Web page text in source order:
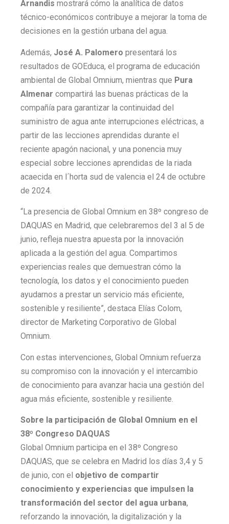
Arnandis mostrará cómo la analítica de datos
técnico-económicos contribuye a mejorar la toma de
decisiones en la gestión urbana del agua.
Además, José A. Palomero presentará los
resultados de GOEduca, el programa de educación
ambiental de Global Omnium, mientras que Pura
Almenar compartirá las buenas prácticas de la
compañía para garantizar la continuidad del
suministro de agua ante interrupciones eléctricas, a
partir de las lecciones aprendidas durante el
reciente apagón nacional, y una ponencia muy
especial sobre lecciones aprendidas de la riada
acaecida en l´horta sud de valencia el 24 de octubre
de 2024.
“La presencia de Global Omnium en 38º congreso de
DAQUAS en Madrid, que celebraremos del 3 al 5 de
junio, refleja nuestra apuesta por la innovación
aplicada a la gestión del agua. Compartimos
experiencias reales que demuestran cómo la
tecnología, los datos y el conocimiento pueden
ayudarnos a prestar un servicio más eficiente,
sostenible y resiliente”, destaca Elías Colom,
director de Marketing Corporativo de Global
Omnium.
Con estas intervenciones, Global Omnium refuerza
su compromiso con la innovación y el intercambio
de conocimiento para avanzar hacia una gestión del
agua más eficiente, sostenible y resiliente.
Sobre la participación de Global Omnium en el
38º Congreso DAQUAS
Global Omnium participa en el 38º Congreso
DAQUAS, que se celebra en Madrid los días 3,4 y 5
de junio, con el objetivo de compartir
conocimiento y experiencias que impulsen la
transformación del sector del agua urbana,
reforzando la innovación, la digitalización y la